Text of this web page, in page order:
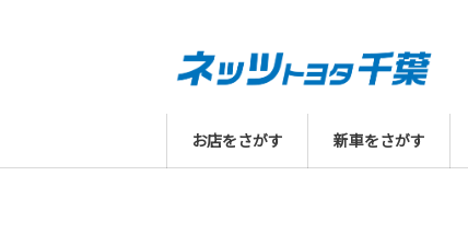
お店をさがす 新車をさがす